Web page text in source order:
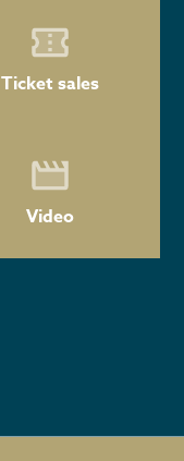
Ticket sales
Video